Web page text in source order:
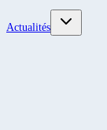
Actualités